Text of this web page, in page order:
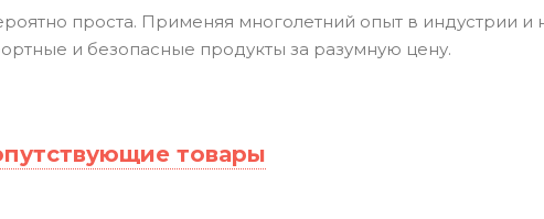
проста. Применяя многолетний опыт в индустрии
и безопасные продукты за разумную цену.
товары